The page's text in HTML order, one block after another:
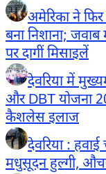
अमेरिका ने
बना निशाना;
पर दागीं मिसाइलें
देवरिया में
और DBT योजना
कैशलेस इलाज
देवरिया :
मधुसूदन हुल्गी,